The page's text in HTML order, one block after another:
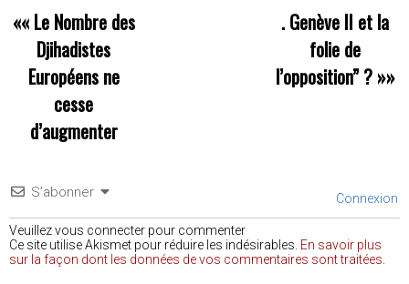
«« Le Nombre des
Djihadistes
Européens ne
cesse
d’augmenter
. Genève II et la
folie de
l’opposition” ?»»
S’abonner Connexion
Veuillez vous connecter pour commenter
Ce site utilise Akismet pour réduire les indésirables. En savoir plus
sur la façon dont les données de vos commentaires sont traitées